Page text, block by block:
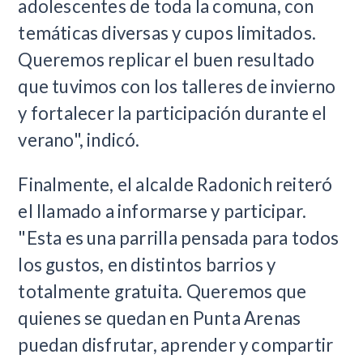
adolescentes de toda la comuna, con
temáticas diversas y cupos limitados.
Queremos replicar el buen resultado
que tuvimos con los talleres de invierno
y fortalecer la participación durante el
verano", indicó.
Finalmente, el alcalde Radonich reiteró
el llamado a informarse y participar.
"Esta es una parrilla pensada para todos
los gustos, en distintos barrios y
totalmente gratuita. Queremos que
quienes se quedan en Punta Arenas
puedan disfrutar, aprender y compartir